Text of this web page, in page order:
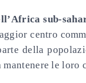
sub-
centro
della
le loro